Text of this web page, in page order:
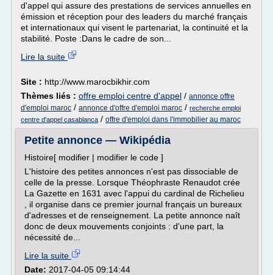
d'appel qui assure des prestations de services annuelles en
émission et réception pour des leaders du marché français
et internationaux qui visent le partenariat, la continuité et la
stabilité. Poste :Dans le cadre de son...
Lire la suite
Site : http://www.marocbikhir.com
Thèmes liés : offre emploi centre d'appel / annonce offre
d'emploi maroc / annonce d'offre d'emploi maroc / recherche emploi
centre d'appel casablanca / offre d'emploi dans l'immobilier au maroc
Petite annonce — Wikipédia
Histoire[ modifier | modifier le code ]
L'histoire des petites annonces n'est pas dissociable de
celle de la presse. Lorsque Théophraste Renaudot crée
La Gazette en 1631 avec l'appui du cardinal de Richelieu
, il organise dans ce premier journal français un bureaux
d'adresses et de renseignement. La petite annonce naît
donc de deux mouvements conjoints : d'une part, la
nécessité de...
Lire la suite
Date: 2017-04-05 09:14:44